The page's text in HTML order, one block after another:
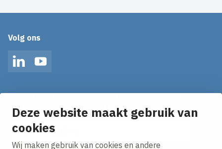
Deze website maakt gebruik van
cookies
Wij maken gebruik van cookies en andere
Volg ons
LinkedInYouTube
Ontvang onze nieuws alerts in je mailbox!
E-mailadres